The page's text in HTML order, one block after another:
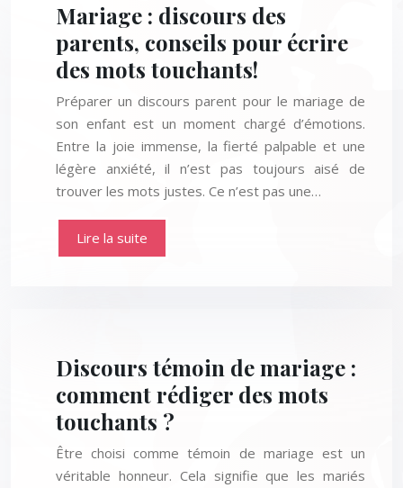
Mariage : discours des
parents, conseils pour écrire
des mots touchants!
Préparer un discours parent pour le mariage de
son enfant est un moment chargé d’émotions.
Entre la joie immense, la fierté palpable et une
légère anxiété, il n’est pas toujours aisé de
trouver les mots justes. Ce n’est pas une…
Lire la suite
Discours témoin de mariage :
comment rédiger des mots
touchants ?
Être choisi comme témoin de mariage est un
véritable honneur. Cela signifie que les mariés